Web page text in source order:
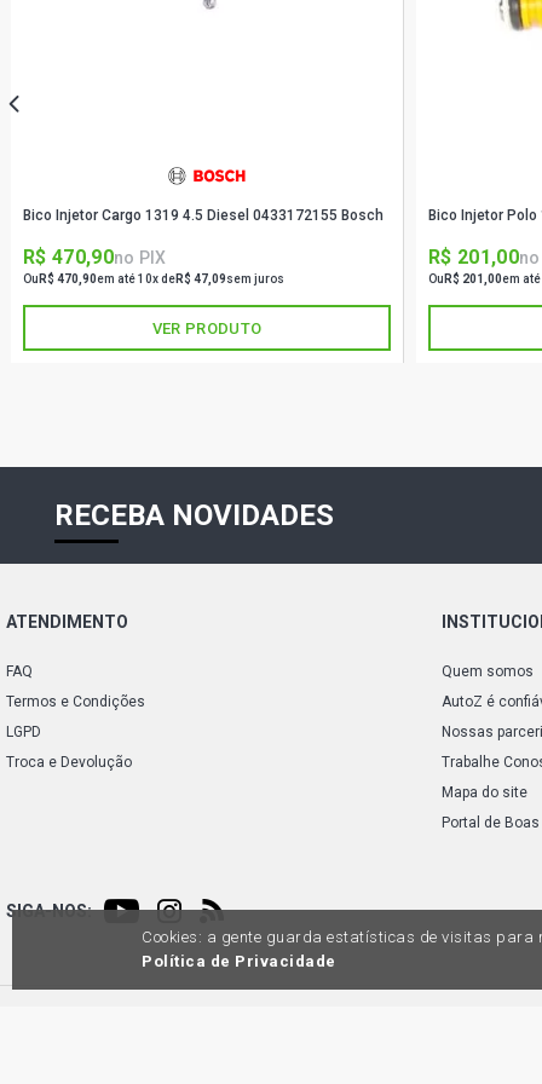
Bico Injetor Cargo 1319 4.5 Diesel 0433172155 Bosch
R$ 470,90no PIX
Ou R$ 470,90em até 10x deR$ 47,09sem juros
VER PRODUTO
Bico Injetor
R$ 201,00no
Ou R$ 201,00em
RECEBA NOVIDADES
ATENDIMENTO
FAQ
Termos e Condições
LGPD
Troca e Devolução
Quem somos
AutoZ é
Nossas
Trabalhe
Mapa do site
Portal de
SIGA-NOS:
Cookies: a gente guarda estatísticas de visitas para
Política de Privacidade